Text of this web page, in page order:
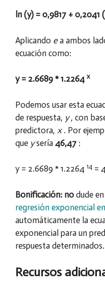
ln (y) = 0,9817 + 0,2041
Aplicando ea ambos
ecuación como:
y = 2.6689 * 1.2264 x
Podemos usar esta
de respuesta, y, con
predictora, x. Por
que ysería 46,47 :
y = 2.6689 * 1.2264 14 =
Bonificación: no dude
regresión exponencial en
automáticamente la
exponencial para un
respuesta determinados.
Recursos